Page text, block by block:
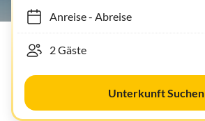
Anreise- Abreise
Unterkunft Suchen